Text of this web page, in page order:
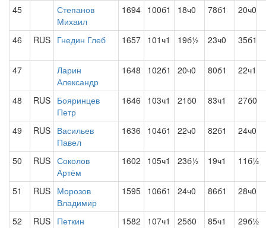
45
Степанов
Михаил
1694 100б1 18ч0 78б1 20ч0
46 RUS Гнедин Глеб 1657 101ч1 19б½ 23ч0 35б1
47
Ларин
Александр
1648 102б1 20ч0 80б1 22ч1
48 RUS Бояринцев
Петр
1646 103ч1 21б0 83ч1 27б0
49 RUS Васильев
Павел
1636 104б1 22ч0 82б1 24ч0
50 RUS Соколов
Артём
1602 105ч1 23б½ 19ч1 11б½
51 RUS Морозов
Владимир
1595 106б1 24ч0 86б1 28ч0
52 RUS Петкин
1582 107ч1 25б0 85ч1 29б½